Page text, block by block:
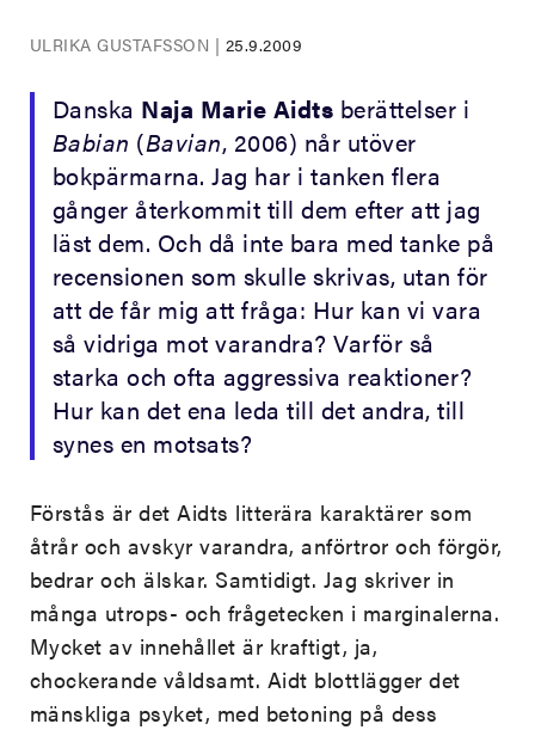
ULRIKA GUSTAFSSON | 25.9.2009
Danska Naja Marie Aidts berättelser i
Babian (Bavian, 2006) når utöver
bokpärmarna. Jag har i tanken flera
gånger återkommit till dem efter att jag
läst dem. Och då inte bara med tanke på
recensionen som skulle skrivas, utan för
att de får mig att fråga: Hur kan vi vara
så vidriga mot varandra? Varför så
starka och ofta aggressiva reaktioner?
Hur kan det ena leda till det andra, till
synes en motsats?
Förstås är det Aidts litterära karaktärer som
åtrår och avskyr varandra, anförtror och förgör,
bedrar och älskar. Samtidigt. Jag skriver in
många utrops- och frågetecken i marginalerna.
Mycket av innehållet är kraftigt, ja,
chockerande våldsamt. Aidt blottlägger det
mänskliga psyket, med betoning på dess